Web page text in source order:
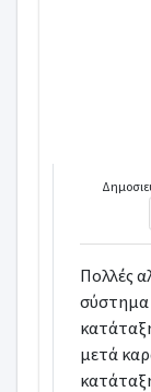
Πολλές
σύστημα
μετά